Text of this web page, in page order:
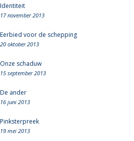
Identiteit
17 november 2013
Eerbied voor de schepping
20 oktober 2013
Onze schaduw
15 september 2013
De ander
16 juni 2013
Pinksterpreek
19 mei 2013